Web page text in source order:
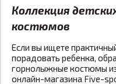
Коллекция
костюмов
Если вы ищете
порадовать ребенка,
горнолыжные костюмы
онлайн-магазина Five-